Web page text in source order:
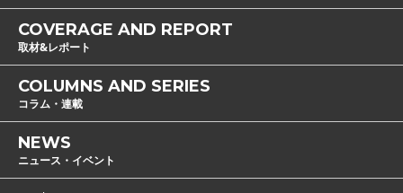
COVERAGE AND REPORT
取材&レポート
COLUMNS AND SERIES
コラム・連載
NEWS
ニュース・イベント